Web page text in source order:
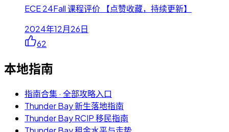
ECE 24Fall 课程评价 【点赞收藏，持续更新】
2024年12月26日
62
本地指南
指南合集 · 全部攻略入口
Thunder Bay 新生落地指南
Thunder Bay RCIP 移民指南